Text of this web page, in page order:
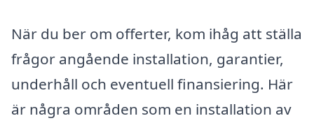
När du ber om offerter, kom ihåg att ställa
frågor angående installation, garantier,
underhåll och eventuell finansiering. Här
är några områden som en installation av